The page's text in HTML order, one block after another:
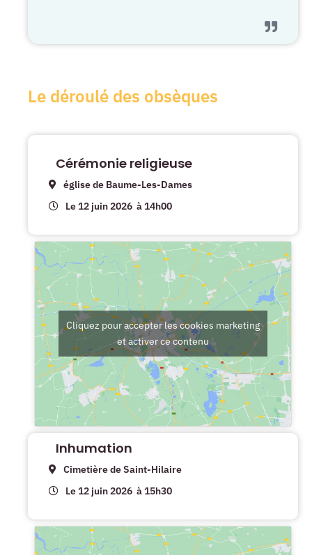
Le déroulé des obsèques
Cérémonie religieuse
église de Baume-Les-Dames
Le 12 juin 2026 à 14h00
Cliquez pour accepter les cookies marketing
et activer ce contenu
Inhumation
Cimetière de Saint-Hilaire
Le 12 juin 2026 à 15h30